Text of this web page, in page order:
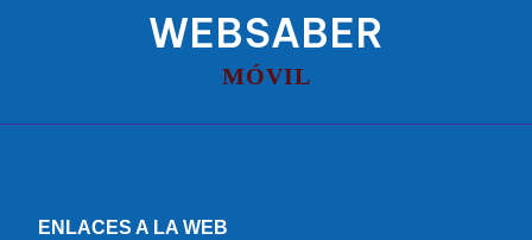
WEBSABER
MÓVIL
ENLACES A LA WEB